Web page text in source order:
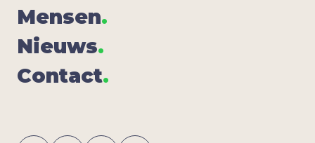
Men­sen.
Nieuws.
Con­tact.